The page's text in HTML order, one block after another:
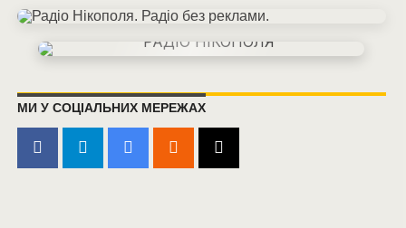
МИ У СОЦІАЛЬНИХ МЕРЕЖАХ